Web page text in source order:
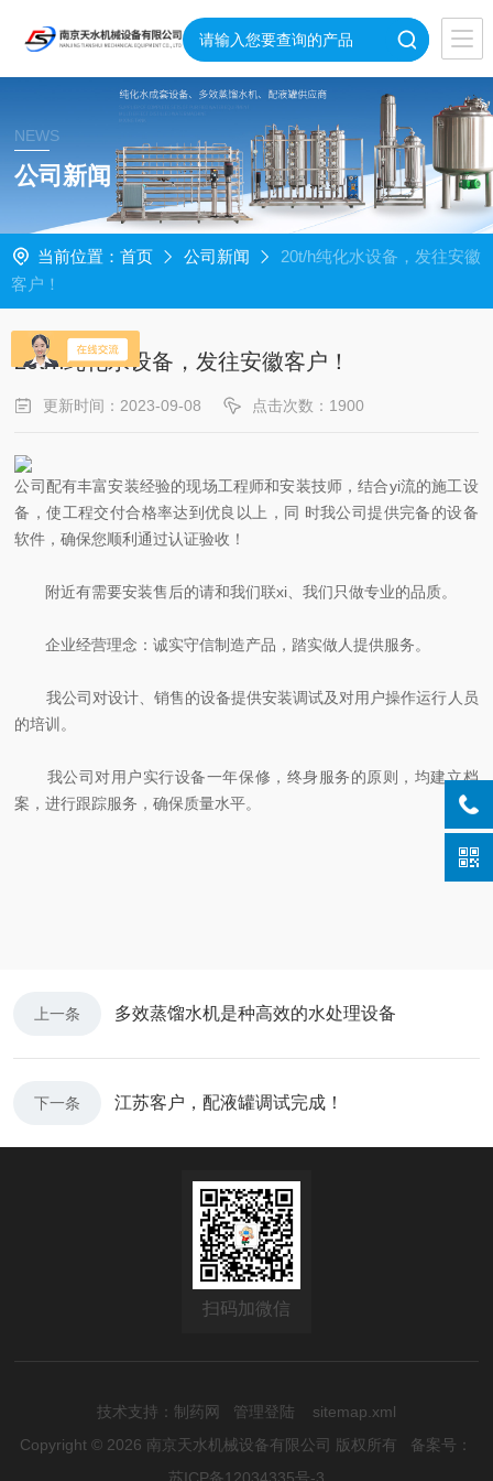
NEWS
公司新闻
当前位置： 首页 公司新闻
20t/h纯化水设备，发往安徽
客户！
20t/h纯化水设备，发往安徽客户！
更新时间：2023-09-08 点击次数：1900
公司配有丰富安装经验的现场工程师和安装技师，结合yi流的施工设
备，使工程交付合格率达到优良以上，同 时我公司提供完备的设备
软件，确保您顺利通过认证验收！
附近有需要安装售后的请和我们联xi、我们只做专业的品质。
企业经营理念：诚实守信制造产品，踏实做人提供服务。
我公司对设计、销售的设备提供安装调试及对用户操作运行人员
的培训。
我公司对用户实行设备一年保修，终身服务的原则，均建立档
案，进行跟踪服务，确保质量水平。
上一条 多效蒸馏水机是种高效的水处理设备
下一条 江苏客户，配液罐调试完成！
扫码加微信
技术支持： 制药网 管理登陆
sitemap.xml
Copyright © 2026 南京天水机械设备有限公司 版权所有 备案号：